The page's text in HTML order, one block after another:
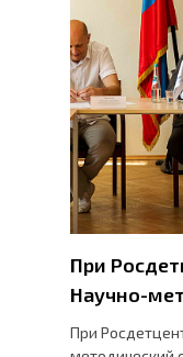
При
Научно-
При